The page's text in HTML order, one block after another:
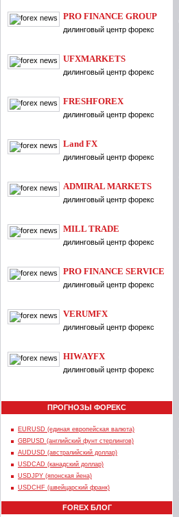
PRO FINANCE GROUP
дилинговый центр форекс
UFXMARKETS
дилинговый центр форекс
FRESHFOREX
дилинговый центр форекс
Land FX
дилинговый центр форекс
ADMIRAL MARKETS
дилинговый центр форекс
MILL TRADE
дилинговый центр форекс
PRO FINANCE SERVICE
дилинговый центр форекс
VERUMFX
дилинговый центр форекс
HIWAYFX
дилинговый центр форекс
ПРОГНОЗЫ ФОРЕКС
EURUSD (единая европейская валюта)
GBPUSD (английский фунт стерлингов)
AUDUSD (австралийский доллар)
USDCAD (канадский доллар)
USDJPY (японская йена)
USDCHF (швейцарский франк)
FOREX БЛОГ